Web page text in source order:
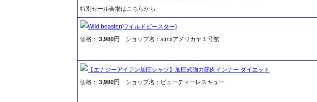
特別セール会場はこちらから
Wild beaster(ワイルドビースター)
価格： 3,980円 ショップ名：stmxアメリカヤ１号館
【エナジーアイアン加圧シャツ】加圧式強力筋肉インナー ダイエット
価格： 3,980円 ショップ名：ビューティーレスキュー